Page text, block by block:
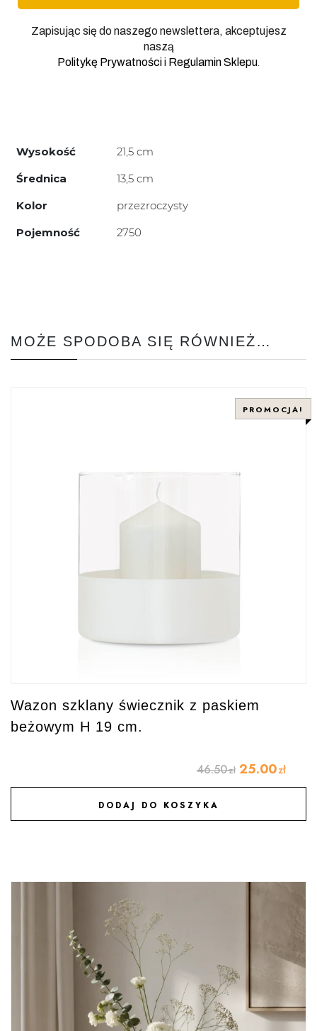
Zapisując się do naszego newslettera, akceptujesz
naszą
Politykę Prywatnościi Regulamin Sklepu.
Wysokość
21,5 cm
Średnica
13,5 cm
Kolor
przezroczysty
Pojemność
2750
MOŻE SPODOBA SIĘ RÓWNIEŻ…
PROMOCJA!
Wazon szklany świecznik z paskiem
beżowym H 19 cm.
46.50zł 25.00zł
DODAJ DO KOSZYKA
DODAJ DO ULUBIONYCH